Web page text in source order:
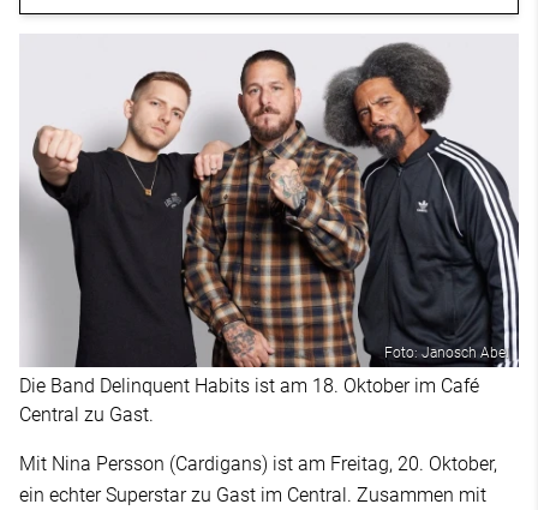
Foto: Janosch Abel
Die Band Delinquent Habits ist am 18. Oktober im Café
Central zu Gast.
Mit Nina Persson (Cardigans) ist am Freitag, 20. Oktober,
ein echter Superstar zu Gast im Central. Zusammen mit